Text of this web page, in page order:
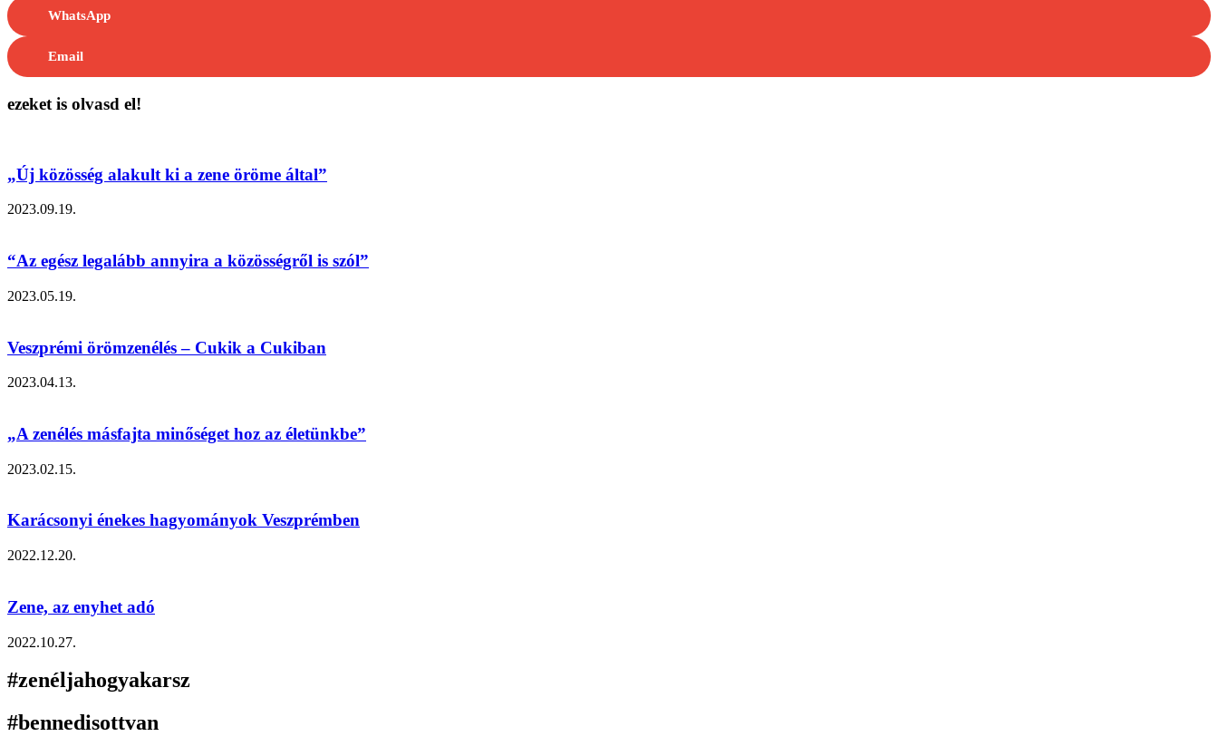
WhatsApp
Email
ezeket is olvasd el!
„Új közösség alakult ki a zene öröme által”
2023.09.19.
“Az egész legalább annyira a közösségről is szól”
2023.05.19.
Veszprémi örömzenélés – Cukik a Cukiban
2023.04.13.
„A zenélés másfajta minőséget hoz az életünkbe”
2023.02.15.
Karácsonyi énekes hagyományok Veszprémben
2022.12.20.
Zene, az enyhet adó
2022.10.27.
#zenéljahogyakarsz
#bennedisottvan